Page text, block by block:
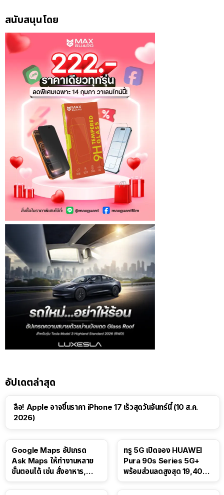
สนับสนุนโดย
อัปเดตล่าสุด
ลือ! Apple อาจขึ้นราคา iPhone 17 เร็วสุดวันจันทร์นี้ (10 ส.ค.
2026)
Google Maps อัปเกรด
Ask Maps ให้ทำงานหลาย
ขั้นตอนได้ เช่น สั่งอาหาร,
ทรู 5G เปิดจอง HUAWEI
Pura 90s Series 5G+
พร้อมส่วนลดสูงสุด 19,400